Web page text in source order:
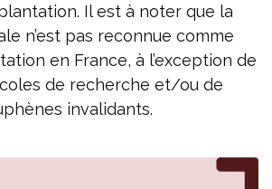
Il est à noter que la
n’est pas reconnue comme
en France, à l’exception de
de recherche et/ou de
invalidants.